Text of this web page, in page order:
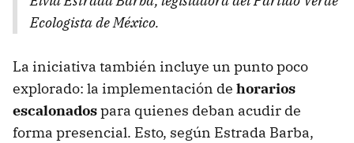
Ecologista de México.
La iniciativa también incluye un punto poco
explorado: la implementación de horarios
escalonadospara quienes deban acudir de
forma presencial. Esto, según Estrada Barba,